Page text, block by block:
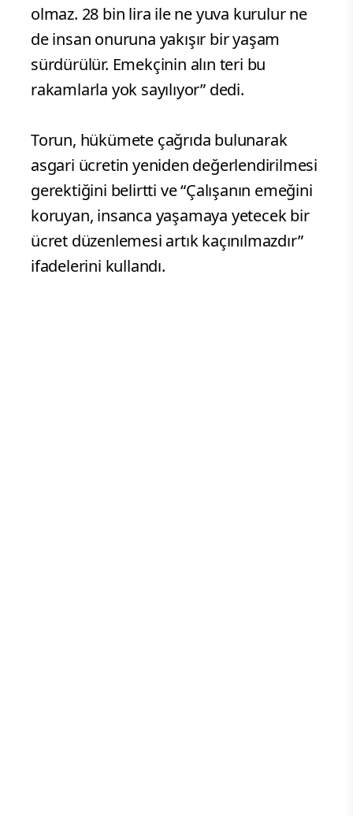
olmaz. 28 bin lira ile ne yuva kurulur ne
de insan onuruna yakışır bir yaşam
sürdürülür. Emekçinin alın teri bu
rakamlarla yok sayılıyor” dedi.
Torun, hükümete çağrıda bulunarak
asgari ücretin yeniden değerlendirilmesi
gerektiğini belirtti ve “Çalışanın emeğini
koruyan, insanca yaşamaya yetecek bir
ücret düzenlemesi artık kaçınılmazdır”
ifadelerini kullandı.